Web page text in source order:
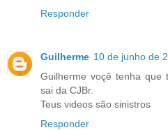
Responder
Guilherme 10 de junho de
Guilherme voçê tenha
sai da CJBr.
Teus videos são sinistros
Responder